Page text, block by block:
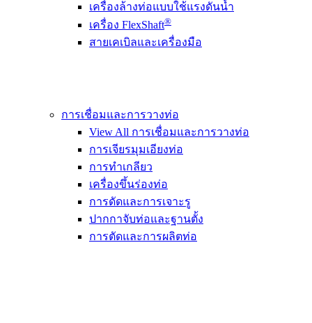
เครื่องล้างท่อแบบใช้แรงดันน้ำ
เครื่อง FlexShaft®
สายเคเบิลและเครื่องมือ
การเชื่อมและการวางท่อ
View All การเชื่อมและการวางท่อ
การเจียรมุมเอียงท่อ
การทำเกลียว
เครื่องขึ้นร่องท่อ
การดัดและการเจาะรู
ปากกาจับท่อและฐานตั้ง
การตัดและการผลิตท่อ